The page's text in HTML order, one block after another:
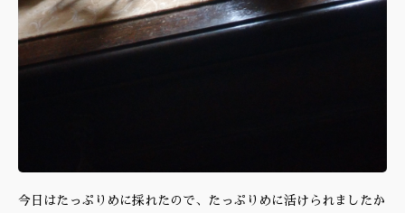
今日はたっぷりめに採れたので、たっぷりめに活けられましたか